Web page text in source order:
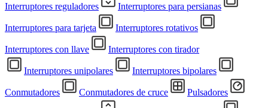
Interruptores reguladores Interruptores para persianas
Interruptores para tarjeta Interruptores rotativos
Interruptores con llave Interruptores con tirador
Interruptores unipolares Interruptores bipolares
Conmutadores Conmutadores de cruce Pulsadores